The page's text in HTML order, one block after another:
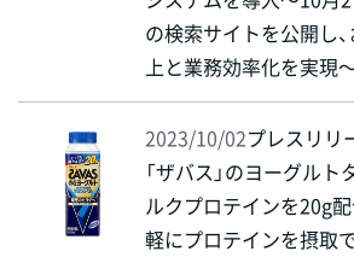
の検索サイトを公開し
上と業務効率化を実現
2023/10/02プレスリリ
「ザバス」のヨーグルト
ルクプロテインを20g
軽にプロテインを摂取